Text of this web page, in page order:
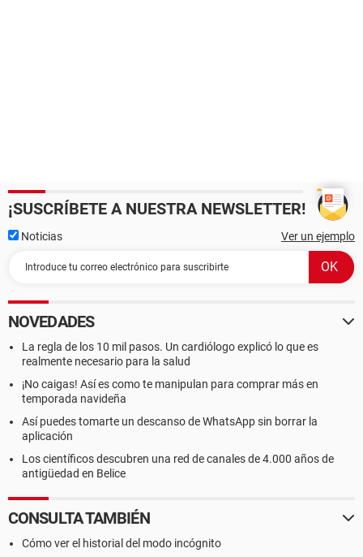
¡SUSCRÍBETE A NUESTRA NEWSLETTER!
Noticias Ver un ejemplo
NOVEDADES
La regla de los 10 mil pasos. Un cardiólogo explicó lo que es
realmente necesario para la salud
¡No caigas! Así es como te manipulan para comprar más en
temporada navideña
Así puedes tomarte un descanso de WhatsApp sin borrar la
aplicación
Los científicos descubren una red de canales de 4.000 años de
antigüedad en Belice
CONSULTA TAMBIÉN
Cómo ver el historial del modo incógnito